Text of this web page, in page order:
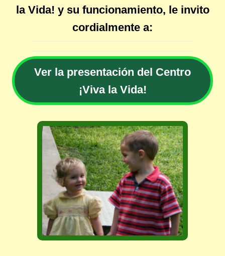
la Vida! y su funcionamiento, le invito
cordialmente a:
Ver la presentación del Centro
¡Viva la Vida!